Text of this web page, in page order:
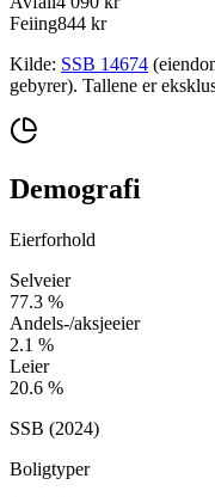
Feiing844 kr
Kilde: SSB 14674
gebyrer). Tallene er
Demografi
Eierforhold
Selveier
77.3 %
Andels-/aksjeeier
2.1 %
Leier
20.6 %
SSB (2024)
Boligtyper